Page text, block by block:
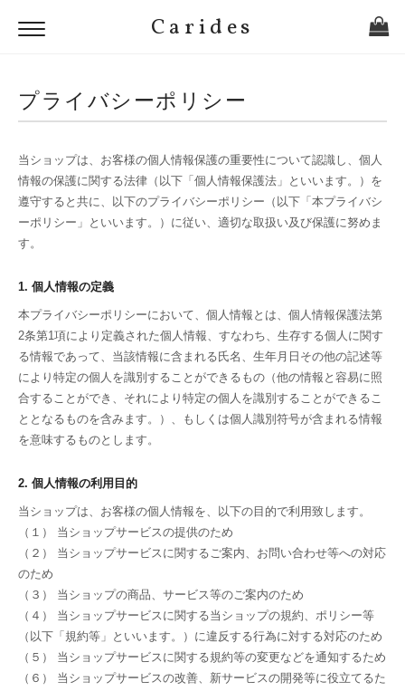
Carides
プライバシーポリシー
当ショップは、お客様の個人情報保護の重要性について認識し、個人
情報の保護に関する法律（以下「個人情報保護法」といいます。）を
遵守すると共に、以下のプライバシーポリシー（以下「本プライバシ
ーポリシー」といいます。）に従い、適切な取扱い及び保護に努めま
す。
1. 個人情報の定義
本プライバシーポリシーにおいて、個人情報とは、個人情報保護法第
2条第1項により定義された個人情報、すなわち、生存する個人に関す
る情報であって、当該情報に含まれる氏名、生年月日その他の記述等
により特定の個人を識別することができるもの（他の情報と容易に照
合することができ、それにより特定の個人を識別することができるこ
ととなるものを含みます。）、もしくは個人識別符号が含まれる情報
を意味するものとします。
2. 個人情報の利用目的
当ショップは、お客様の個人情報を、以下の目的で利用致します。
（１） 当ショップサービスの提供のため
（２） 当ショップサービスに関するご案内、お問い合わせ等への対応
のため
（３） 当ショップの商品、サービス等のご案内のため
（４） 当ショップサービスに関する当ショップの規約、ポリシー等
（以下「規約等」といいます。）に違反する行為に対する対応のため
（５） 当ショップサービスに関する規約等の変更などを通知するため
（６） 当ショップサービスの改善、新サービスの開発等に役立てるた